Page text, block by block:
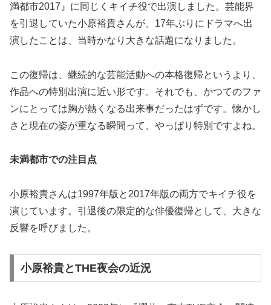
満都市2017』に同じくキイチ役で出演しました。芸能界
を引退していた小原裕貴さんが、17年ぶりにドラマへ出
演したことは、当時かなり大きな話題になりました。
この復帰は、継続的な芸能活動への本格復帰というより、
作品への特別出演に近い形です。それでも、かつてのファ
ンにとっては胸が熱くなる出来事だったはずです。懐かし
さと現在の姿が重なる瞬間って、やっぱり特別ですよね。
未満都市での注目点
小原裕貴さんは1997年版と2017年版の両方でキイチ役を
演じています。引退後の限定的な俳優復帰として、大きな
反響を呼びました。
小原裕貴とTHE夜会の近況